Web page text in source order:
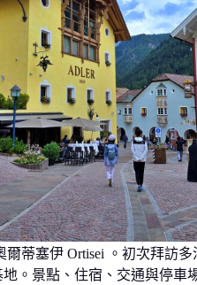
爾蒂塞伊 Ortisei 。初次拜訪
地。景點、住宿、交通與停車